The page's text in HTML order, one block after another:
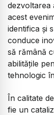
dezvoltarea
acest
identifica și
conduce
să rămână
abilitățile
tehnologic
În calitate
fie un